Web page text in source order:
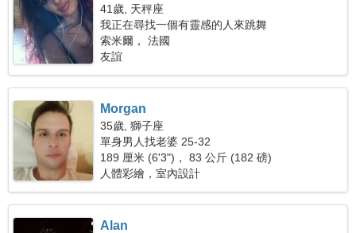
41歲, 天秤座
我正在尋找一個有靈感的人來跳舞
索米爾， 法國
友誼
Morgan
35歲, 獅子座
單身男人找老婆 25-32
189 厘米 (6'3")， 83 公斤 (182 磅)
人體彩繪，室內設計
Alan